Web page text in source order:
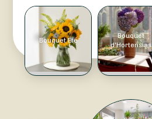
Bouquet Été
Bouquet
d'Hortensias